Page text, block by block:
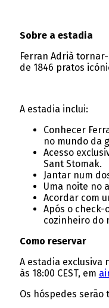
Sobre a estadia
Ferran Adrià
de 1846 pratos
A estadia inclui:
Conhecer
no mundo da
Acesso
Sant Stomak.
Jantar num
Uma noite no
Acordar com
Após o
cozinheiro do
Como reservar
A estadia exclusiva
às 18:00 CEST, em
Os hóspedes